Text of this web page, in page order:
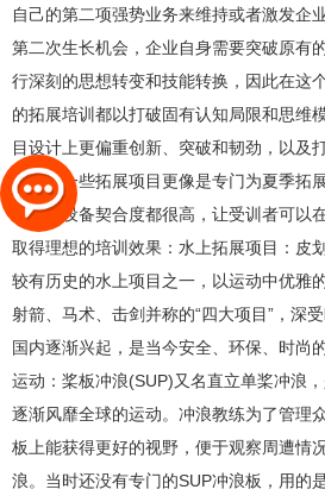
自己的第二项强势业务来维持或者激发企
第二次生长机会，企业自身需要突破原有
行深刻的思想转变和技能转换，因此在这
的拓展培训都以打破固有认知局限和思维
目设计上更偏重创新、突破和韧劲，以及
有一些拓展项目更像是专门为夏季拓
度还是设备契合度都很高，让受训者可以
取得理想的培训效果：水上拓展项目：皮
较有历史的水上项目之一，以运动中优雅
射箭、马术、击剑并称的“四大项目”，深
国内逐渐兴起，是当今安全、环保、时尚
运动：桨板冲浪(SUP)又名直立单桨冲浪
逐渐风靡全球的运动。冲浪教练为了管理
板上能获得更好的视野，便于观察周遭情
浪。当时还没有专门的SUP冲浪板，用的